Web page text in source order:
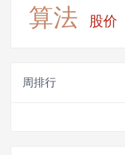
算法 股价
周排行